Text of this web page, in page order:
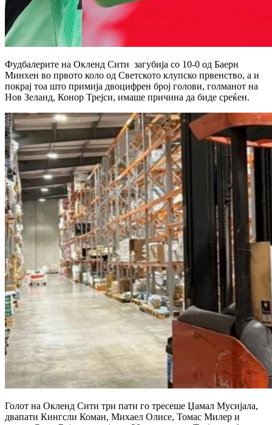
Фудбалерите на Окленд Сити загубија со 10-0 од Баерн
Минхен во првото коло од Светското клупско првенство, а и
покрај тоа што примија двоцифрен број голови, голманот на
Нов Зеланд, Конор Трејси, имаше причина да биде среќен.
Голот на Окленд Сити три пати го тресеше Џамал ​​Мусијала,
двапати Кингсли Коман, Михаел Олисе, Томас Милер и